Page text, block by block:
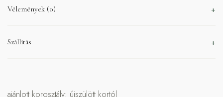
Vélemények (0)
Szállítás
ajánlott korosztály: újszülött kortól